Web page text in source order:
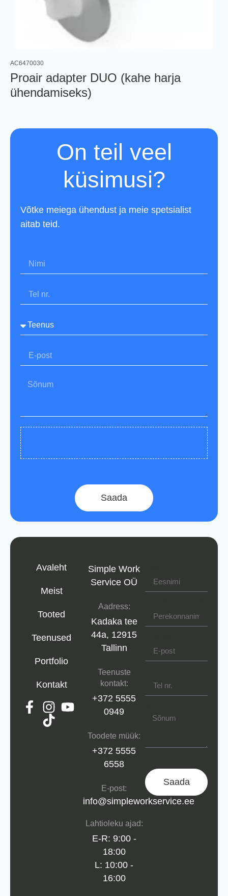
AC6470030
Proair adapter DUO (kahe harja
ühendamiseks)
On teil veel
küsimusi?
Võtke meiega ühendust ja meie spetsialist
aitab teid.
Saada
Avaleht
Meist
Tooted
Teenused
Portfolio
Kontakt
Simple Work
Service OÜ
Aadress:
Kadaka tee
44a, 12915
Tallinn
Teenuste
kontakt:
+372 5555
0949
Toodete müük:
+372 5555
6558
E-post:
info@simpleworkservice.ee
Lahtioleku ajad:
E-R: 9:00 -
18:00
L: 10:00 -
16:00
Saada